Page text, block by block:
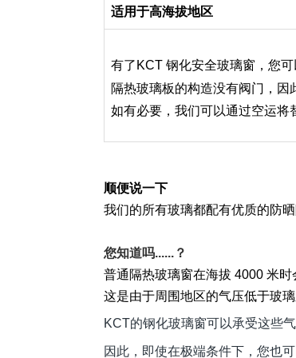
适用于高海拔地区
有了KCT 钢化安全玻璃窗，您
隔热玻璃板的构造没有阀门 ，
如有必要，我们可以通过空运将
顺便说一下
我们的所有玻璃都配有优质的防
您知道吗......？
普通隔热玻璃窗在海拔 4000 米时
这是由于周围地区的气压低于玻
KCT的钢化玻璃窗可以承受这些
因此，即使在极端条件下，您也